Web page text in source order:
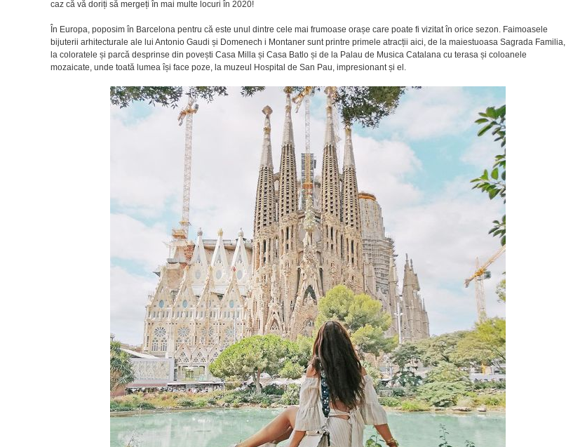
caz că vă doriți să mergeți în mai multe locuri în 2020!
În Europa, poposim în Barcelona pentru că este unul dintre cele mai frumoase orașe care poate fi vizitat în orice sezon. Faimoasele
bijuterii arhitecturale ale lui Antonio Gaudi și Domenech i Montaner sunt printre primele atracții aici, de la maiestuoasa Sagrada Familia,
la coloratele și parcă desprinse din povești Casa Milla și Casa Batlo și de la Palau de Musica Catalana cu terasa și coloanele
mozaicate, unde toată lumea își face poze, la muzeul Hospital de San Pau, impresionant și el.